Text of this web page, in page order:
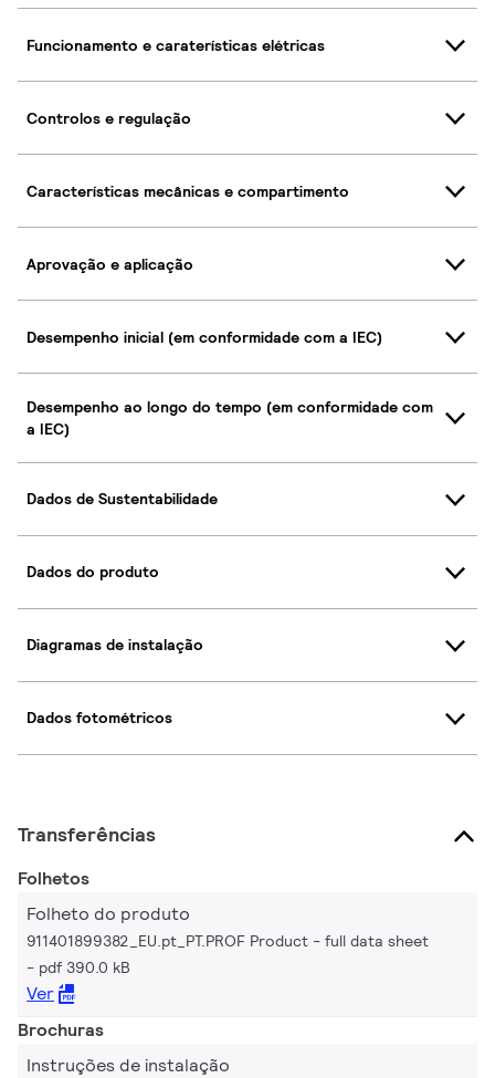
Funcionamento e caraterísticas elétricas
Controlos e regulação
Características mecânicas e compartimento
Aprovação e aplicação
Desempenho inicial (em conformidade com a IEC)
Desempenho ao longo do tempo (em conformidade com
a IEC)
Dados de Sustentabilidade
Dados do produto
Diagramas de instalação
Dados fotométricos
Transferências
Folhetos
Folheto do produto
911401899382_EU.pt_PT.PROF Product - full data sheet
pdf 390.0 kB
Ver
Brochuras
Instruções de instalação